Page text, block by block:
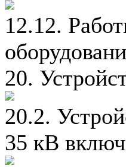
12.12.
20.
20.2.
35 кВ